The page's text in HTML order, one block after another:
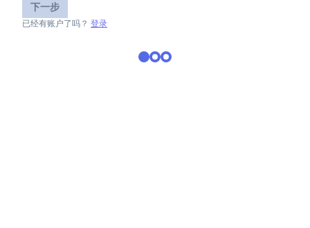
下一步
已经有账户了吗？ 登录